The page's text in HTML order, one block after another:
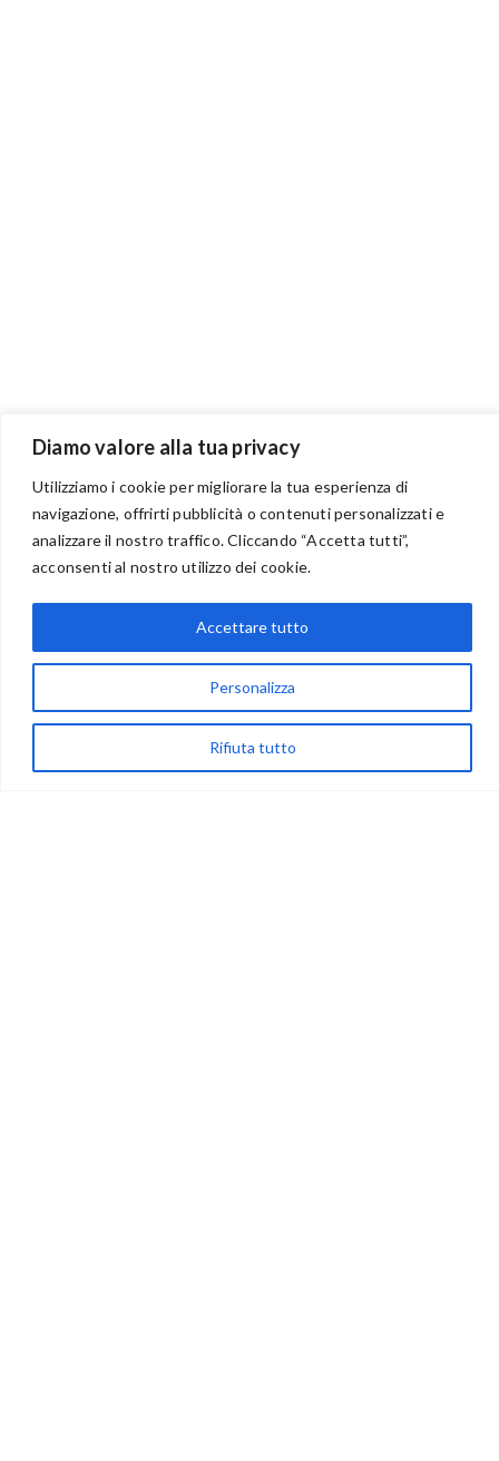
Diamo valore alla tua privacy
Utilizziamo i cookie per migliorare la tua esperienza di
navigazione, offrirti pubblicità o contenuti personalizzati e
analizzare il nostro traffico. Cliccando “Accetta tutti”,
acconsenti al nostro utilizzo dei cookie.
Personalizza
Rifiuta tutto
Accettare tutto
BENVENUTI NEL PORTALE RIVENDITORI
via Acqua delle Noci 12
83024 Monteforte Irpino (AV)
(+39) 081-7777233